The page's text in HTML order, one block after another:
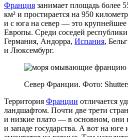
Франция занимает площадь более
км² и простирается на 950
и с юга на север — это крупнейшее
Европы. Среди соседей республики
Германия, Андорра, Испания,
и Люксембург.
Север Франции. Фото:
Территория Франции отличается
ландшафтом. Почти две трети
и низкие плато — в основном, они
и западе государства. А вот на